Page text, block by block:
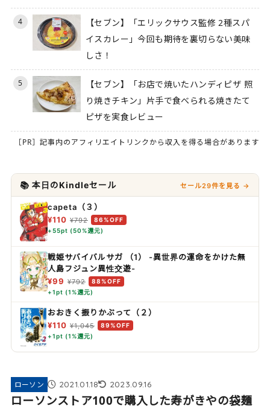
4
【セブン】「エリックサウス監修 2種スパ
イスカレー」今回も期待を裏切らない美味
しさ！
5
【セブン】「お店で焼いたハンディピザ 照
り焼きチキン」片手で食べられる焼きたて
ピザを実食レビュー
［PR］記事内のアフィリエイトリンクから収入を得る場合があります
📚 本日のKindleセール セール29件を見る →
capeta（３）
¥110 ¥792
86%OFF
+55pt (50%還元)
戦姫サバイバルサガ （1） -異世界の運命をかけた無
人島フジュン異性交遊-
¥99 ¥792
88%OFF
+1pt (1%還元)
おおきく振りかぶって（２）
¥110 ¥1,045
89%OFF
+1pt (1%還元)
ローソン 2021.01.18 2023.09.16
ローソンストア100で購入した寿がきやの袋麺